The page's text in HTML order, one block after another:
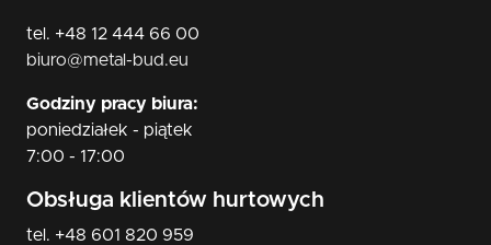
tel. +48 12 444 66 00
biuro@metal-bud.eu
Godziny pracy biura:
poniedziałek - piątek
7:00 - 17:00
Obsługa klientów hurtowych
tel. +48 601 820 959